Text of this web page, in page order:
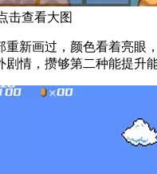
击查看大图
新画过，颜色看着亮